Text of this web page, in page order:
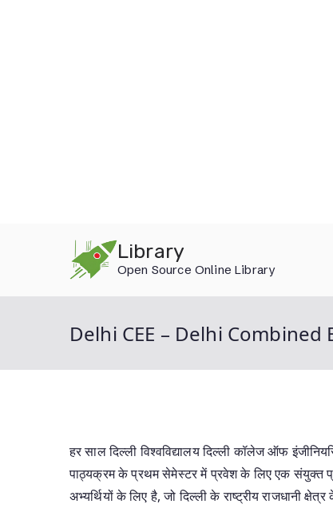
Library
Open Source Online Library
Delhi CEE – Delhi
हर साल दिल्ली विश्वविद्यालय दिल्ली कॉलेज ऑफ
पाठ्यक्रम के प्रथम सेमेस्टर में प्रवेश के लिए एक संयुक्त
अभ्यर्थियों के लिए है, जो दिल्ली के राष्ट्रीय राजधानी